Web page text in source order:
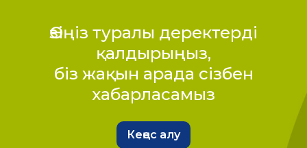
Өзіңіз туралы деректерді
қалдырыңыз,
біз жақын арада сізбен
хабарласамыз
Кеңес алу